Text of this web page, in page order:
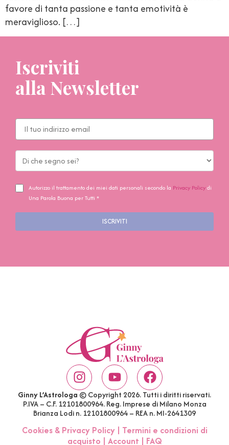
favore di tanta passione e tanta emotività è
meraviglioso. […]
Iscriviti
alla Newsletter
Autorizzo il trattamento dei miei dati personali secondo la Privacy Policydi
Una Parola Buona per Tutti *
ISCRIVITI
Ginny L’Astrologa © Copyright 2026. Tutti i diritti riservati.
P.IVA – C.F. 12101800964. Reg. Imprese di Milano Monza
Brianza Lodi n. 12101800964 – REA n. MI-2641309
Cookies & Privacy Policy| Termini e condizioni di
acquisto | Account | FAQ